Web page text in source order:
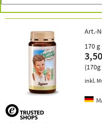
Traditions-
Art.-
170 g
inkl.